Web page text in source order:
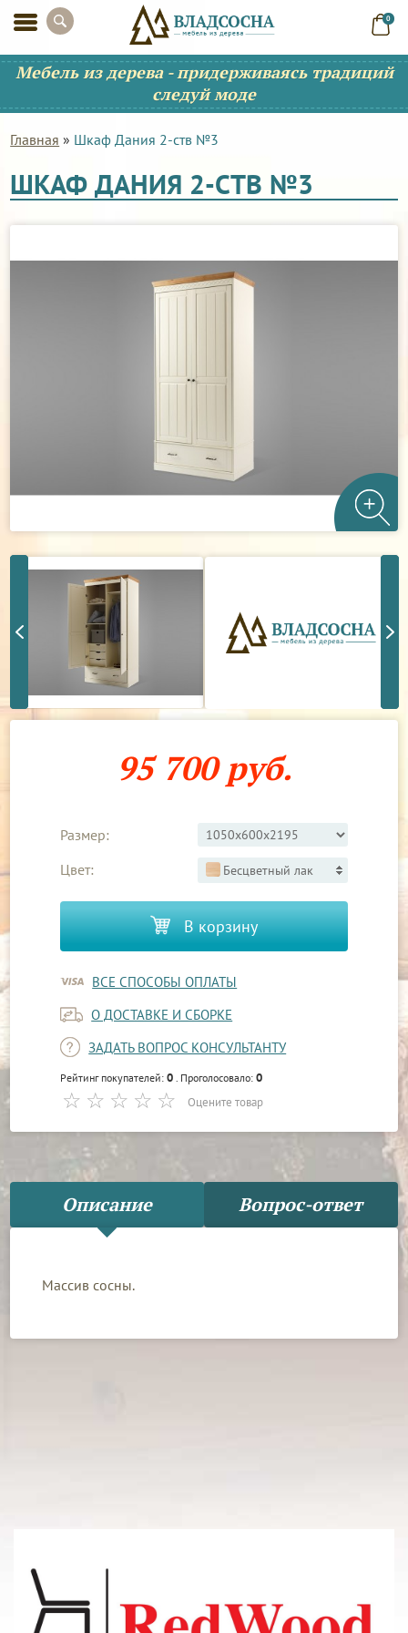
0
Мебель из дерева - придерживаясь традиций
следуй моде
Главная » Шкаф Дания 2-ств №3
ШКАФ ДАНИЯ 2-СТВ №3
95 700 руб.
Размер:
Цвет:
Бесцветный лак
В корзину
ВСЕ СПОСОБЫ ОПЛАТЫ
О ДОСТАВКЕ И СБОРКЕ
ЗАДАТЬ ВОПРОС КОНСУЛЬТАНТУ
Рейтинг покупателей:0 . Проголосовало:0
Оцените товар
Описание Вопрос-ответ
Массив сосны.